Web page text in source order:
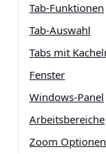
Tab-Funktionen
Tab-Auswahl
Tabs mit
Fenster
Windows-Panel
Arbeitsbereiche
Zoom